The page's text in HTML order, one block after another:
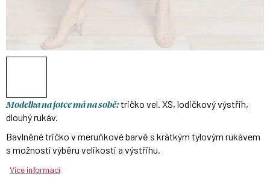
Modelka na fotce má na sobě:tričko vel. XS, lodičkový výstřih,
dlouhý rukáv.
Bavlněné tričko v meruňkové barvě s krátkým tylovým rukávem
s možností výběru velikosti a výstřihu.
Více informací